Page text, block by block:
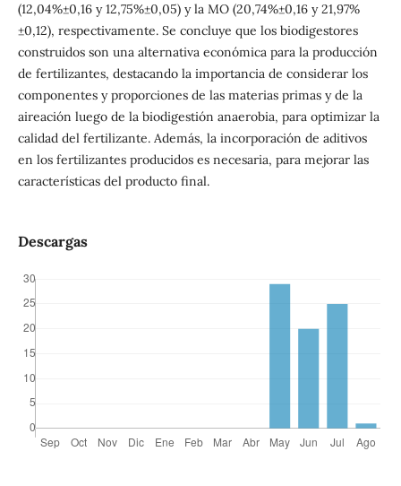
(12,04%±0,16 y 12,75%±0,05) y la MO (20,74%±0,16 y 21,97%
±0,12), respectivamente. Se concluye que los biodigestores
construidos son una alternativa económica para la producción
de fertilizantes, destacando la importancia de considerar los
componentes y proporciones de las materias primas y de la
aireación luego de la biodigestión anaerobia, para optimizar la
calidad del fertilizante. Además, la incorporación de aditivos
en los fertilizantes producidos es necesaria, para mejorar las
características del producto final.
Descargas